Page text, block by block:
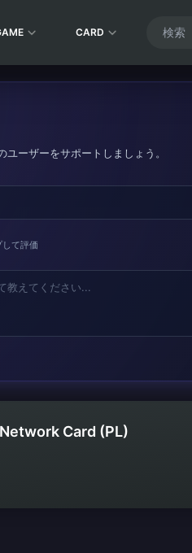
CARD
ーザーをサポートしましょう。
して評価
Card (PL)